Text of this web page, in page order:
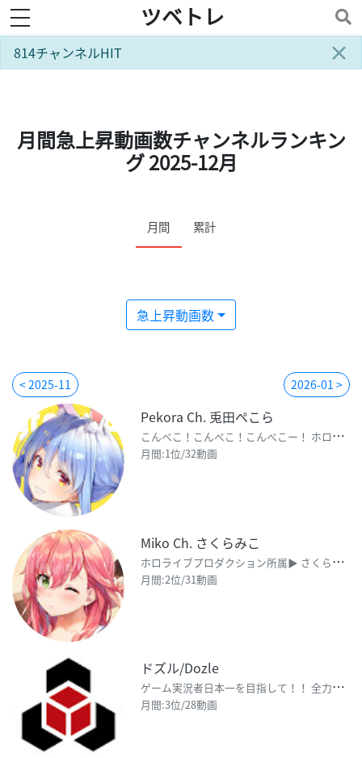
toggle navigation ツベトレ
×
814チャンネルHIT
月間急上昇動画数チャンネルランキン
グ 2025-12月
月間 累計
急上昇動画数
< 2025-11 2026-01 >
Pekora Ch. 兎田ぺこら
こ
んぺこ！こんぺこ！こんぺこー！ ホロライブ3期生の兎田ぺこら（Usada Pekora)ぺこ👯‍♀
月間:1位/32動画
Miko Ch. さくらみこ
ホ
ロライブプロダクション所属▶︎ さくらみこ（Sakura Miko）です！ ３月５日生まれ /
月間:2位/31動画
ドズル/Dozle
ゲ
ーム実況者日本一を目指して！！ 全力で活動していきます！！ 応援してくれる方、ありがとうござい
月間:3位/28動画